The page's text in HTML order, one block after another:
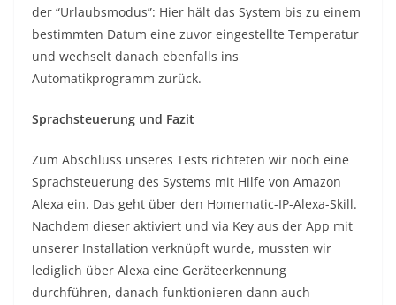
der “Urlaubsmodus”: Hier hält das System bis zu einem
bestimmten Datum eine zuvor eingestellte Temperatur
und wechselt danach ebenfalls ins
Automatikprogramm zurück.
Sprachsteuerung und Fazit
Zum Abschluss unseres Tests richteten wir noch eine
Sprachsteuerung des Systems mit Hilfe von Amazon
Alexa ein. Das geht über den Homematic-IP-Alexa-Skill.
Nachdem dieser aktiviert und via Key aus der App mit
unserer Installation verknüpft wurde, mussten wir
lediglich über Alexa eine Geräteerkennung
durchführen, danach funktionieren dann auch